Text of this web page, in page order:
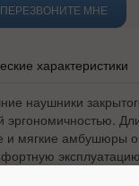
ПЕРЕЗВОНИТЕ МНЕ
характеристики
наушники
эргономичностью.
и мягкие амбушюры